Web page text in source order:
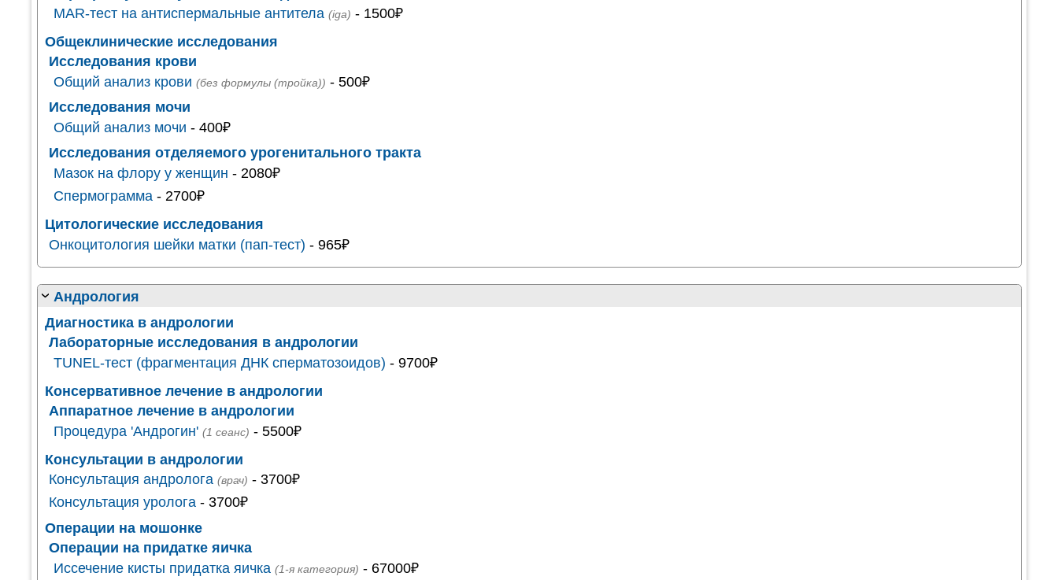
MAR-тест на антиспермальные антитела (iga) - 1500₽
Общеклинические исследования
Исследования крови
Общий анализ крови (без формулы (тройка)) - 500₽
Исследования мочи
Общий анализ мочи - 400₽
Исследования отделяемого урогенитального тракта
Мазок на флору у женщин - 2080₽
Спермограмма- 2700₽
Цитологические исследования
Онкоцитология шейки матки (пап-тест) - 965₽
Андрология
Диагностика в андрологии
Лабораторные исследования в андрологии
TUNEL-тест (фрагментация ДНК сперматозоидов) - 9700₽
Консервативное лечение в андрологии
Аппаратное лечение в андрологии
Процедура 'Андрогин' (1 сеанс) - 5500₽
Консультации в андрологии
Консультация андролога (врач) - 3700₽
Консультация уролога - 3700₽
Операции на мошонке
Операции на придатке яичка
Иссечение кисты придатка яичка (1-я категория) - 67000₽